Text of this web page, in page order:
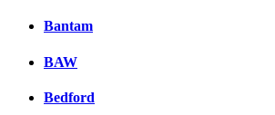
Bantam
BAW
Bedford